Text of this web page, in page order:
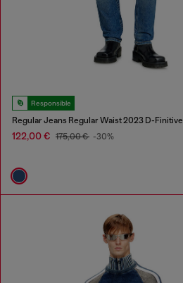
Responsible
Regular Jeans Regular Waist 2023 D-Finitive
122,00 € 175,00 € -30%